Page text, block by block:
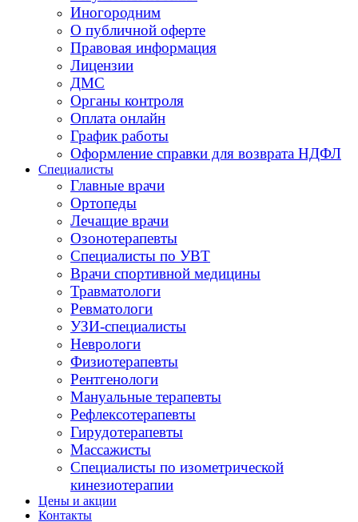
Иногородним
О публичной оферте
Правовая информация
Лицензии
ДМС
Органы контроля
Оплата онлайн
График работы
Оформление справки для возврата НДФЛ
Специалисты
Главные врачи
Ортопеды
Лечащие врачи
Озонотерапевты
Специалисты по УВТ
Врачи спортивной медицины
Травматологи
Ревматологи
УЗИ-специалисты
Неврологи
Физиотерапевты
Рентгенологи
Мануальные терапевты
Рефлексотерапевты
Гирудотерапевты
Массажисты
Специалисты по изометрической
кинезиотерапии
Цены и акции
Контакты